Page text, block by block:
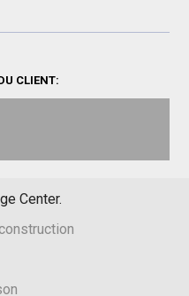
CLIENT:
Center.